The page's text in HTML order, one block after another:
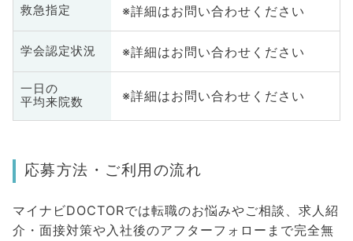
救急指定 ※詳細はお問い合わせください
学会認定状況 ※詳細はお問い合わせください
一日の
平均来院数
※詳細はお問い合わせください
応募方法・ご利用の流れ
マイナビDOCTORでは転職のお悩みやご相談、求人紹
介・面接対策や入社後のアフターフォローまで完全無